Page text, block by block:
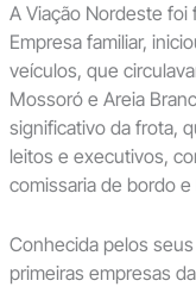
A Viação Nordeste foi
Empresa familiar,
veículos, que
Mossoró e Areia
significativo da frota,
leitos e executivos,
comissaria de bordo e
Conhecida pelos
primeiras empresas